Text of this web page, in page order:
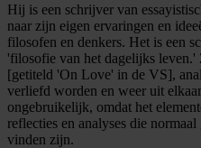
Hij is een schrijver van
naar zijn eigen ervaringen en
filosofen en denkers. Het is een
'filosofie van het dagelijks
[getiteld 'On Love' in de VS],
verliefd worden en weer uit
ongebruikelijk, omdat het
reflecties en analyses die
vinden zijn.